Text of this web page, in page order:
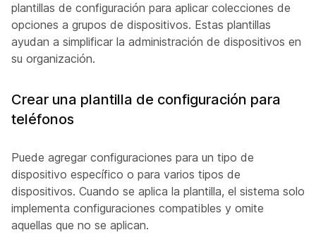
plantillas de configuración para aplicar colecciones de
opciones a grupos de dispositivos. Estas plantillas
ayudan a simplificar la administración de dispositivos en
su organización.
Crear una plantilla de configuración para
teléfonos
Puede agregar configuraciones para un tipo de
dispositivo específico o para varios tipos de
dispositivos. Cuando se aplica la plantilla, el sistema solo
implementa configuraciones compatibles y omite
aquellas que no se aplican.